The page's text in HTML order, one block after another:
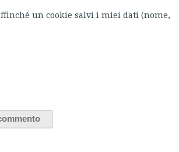
un cookie salvi i miei dati (nome,